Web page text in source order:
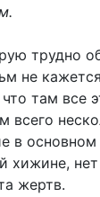
трудно
не
там все
всего
в
хижине,
жертв.